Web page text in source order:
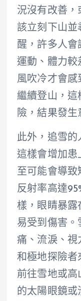
況沒有改善，
該立刻下山並
醒，許多人會
運動、體力較
風吹冷才會感
繼續登山，這
險，結果發生
此外，追雪的
這樣會增加患
至可能會導致
反射率高達
樣，眼睛暴露
易受到傷害。
痛、流淚、視
和極地探險者
前往雪地或高
的太陽眼鏡